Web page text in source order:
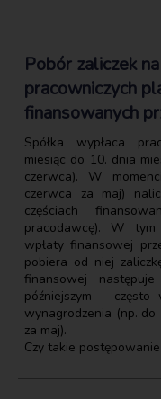
Pobór zaliczek
pracowniczych
finansowanych
Spółka wypłaca
miesiąc do 10. dnia
czerwca). W
czerwca za maj)
częściach
pracodawcę). W
wpłaty finansowej
pobiera od niej
finansowej
późniejszym –
wynagrodzenia (np.
za maj).
Czy takie